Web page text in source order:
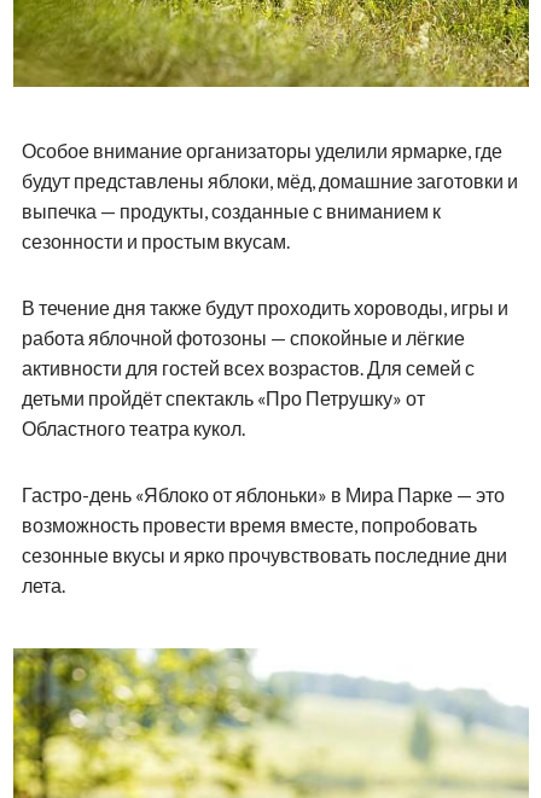
Особое внимание организаторы уделили ярмарке, где
будут представлены яблоки, мёд, домашние заготовки и
выпечка — продукты, созданные с вниманием к
сезонности и простым вкусам.
В течение дня также будут проходить хороводы, игры и
работа яблочной фотозоны — спокойные и лёгкие
активности для гостей всех возрастов. Для семей с
детьми пройдёт спектакль «Про Петрушку» от
Областного театра кукол.
Гастро-день «Яблоко от яблоньки» в Мира Парке — это
возможность провести время вместе, попробовать
сезонные вкусы и ярко прочувствовать последние дни
лета.